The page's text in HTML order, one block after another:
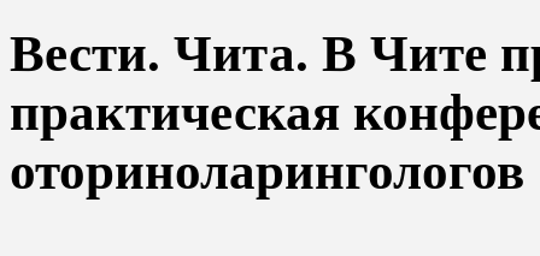
Вести. Чита. В Чите
практическая
оториноларингологов